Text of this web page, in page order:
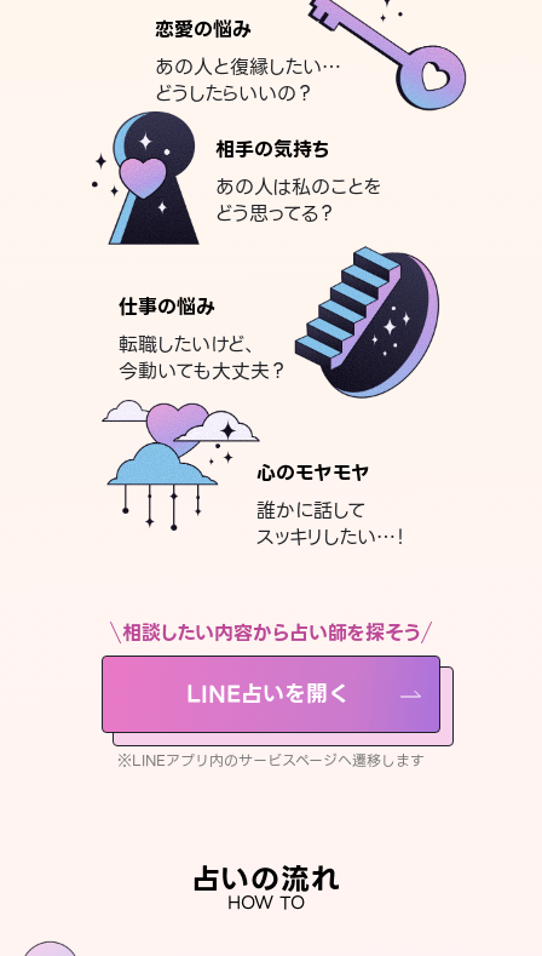
恋愛の悩み
あの人と復縁したい…
どうしたらいいの？
相手の気持ち
あの人は私のことを
どう思ってる？
仕事の悩み
転職したいけど、
今動いても大丈夫？
心のモヤモヤ
誰かに話して
スッキリしたい…！
相談したい内容から占い師を探そう
LINE占いを開く
※LINEアプリ内のサービスページへ遷移します
占いの流れ
HOW TO